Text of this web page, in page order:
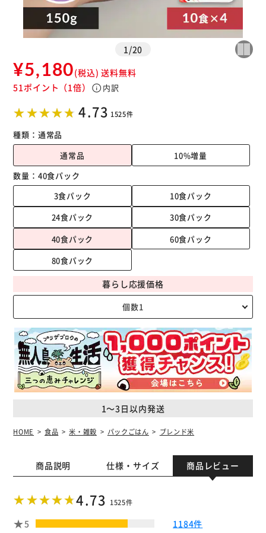
1 /20
¥5,180(税込) 送料無料
51ポイント （1倍） info内訳
4.73 1525件
種類： 通常品
通常品
10%増量
数量： 40食パック
3食パック
10食パック
24食パック
30食パック
40食パック
60食パック
80食パック
1～3日以内発送
暮らし応援価格
HOME 食品 米・雑穀 パックごはん ブレンド米
商品説明 仕様・サイズ 商品レビュー
4.73 1525件
5
1184件
※ご確認ください
カートに入れる